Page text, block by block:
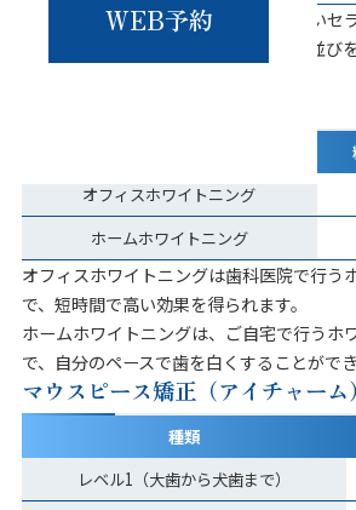
WEB予約
ラミネートベニアとは、歯の表面に薄いセ
を貼り付けることで、歯の色や形、歯並び
オフィスホワイトニング
ホームホワイトニング
オフィスホワイトニングは歯科医院で行う
で、短時間で高い効果を得られます。
ホームホワイトニングは、ご自宅で行うホ
で、自分のペースで歯を白くすることができ
マウスピース矯正（アイチャーム）
種類
レベル1（大歯から犬歯まで）